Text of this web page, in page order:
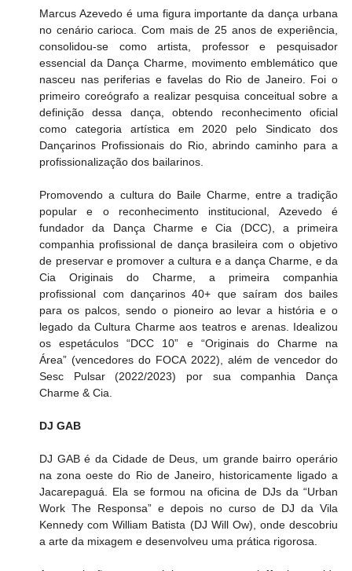
Marcus Azevedo é uma figura importante da dança urbana
no cenário carioca. Com mais de 25 anos de experiência,
consolidou-se como artista, professor e pesquisador
essencial da Dança Charme, movimento emblemático que
nasceu nas periferias e favelas do Rio de Janeiro. Foi o
primeiro coreógrafo a realizar pesquisa conceitual sobre a
definição dessa dança, obtendo reconhecimento oficial
como categoria artística em 2020 pelo Sindicato dos
Dançarinos Profissionais do Rio, abrindo caminho para a
profissionalização dos bailarinos.
Promovendo a cultura do Baile Charme, entre a tradição
popular e o reconhecimento institucional, Azevedo é
fundador da Dança Charme e Cia (DCC), a primeira
companhia profissional de dança brasileira com o objetivo
de preservar e promover a cultura e a dança Charme, e da
Cia Originais do Charme, a primeira companhia
profissional com dançarinos 40+ que saíram dos bailes
para os palcos, sendo o pioneiro ao levar a história e o
legado da Cultura Charme aos teatros e arenas. Idealizou
os espetáculos “DCC 10” e “Originais do Charme na
Área” (vencedores do FOCA 2022), além de vencedor do
Sesc Pulsar (2022/2023) por sua companhia Dança
Charme & Cia.
DJ GAB
DJ GAB é da Cidade de Deus, um grande bairro operário
na zona oeste do Rio de Janeiro, historicamente ligado a
Jacarepaguá. Ela se formou na oficina de DJs da “Urban
Work The Responsa” e depois no curso de DJ da Vila
Kennedy com William Batista (DJ Will Ow), onde descobriu
a arte da mixagem e desenvolveu uma prática rigorosa.